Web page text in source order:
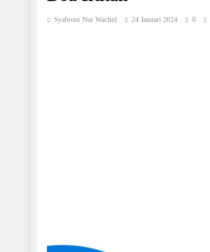
Syahroni Nur Wachid 24 Januari 2024 0